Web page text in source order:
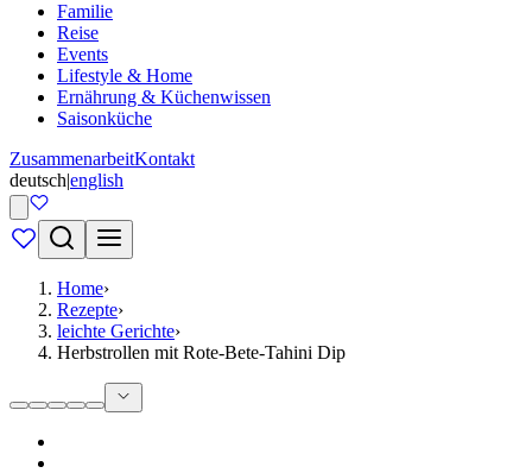
Familie
Reise
Events
Lifestyle & Home
Ernährung & Küchenwissen
Saisonküche
ZusammenarbeitKontakt
deutsch|english
Home›
Rezepte›
leichte Gerichte›
Herbstrollen mit Rote-Bete-Tahini Dip